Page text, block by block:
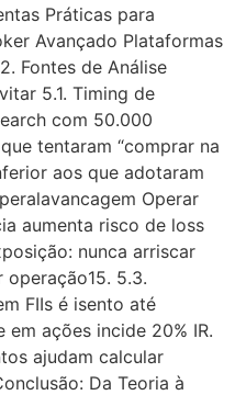
Práticas para
Avançado Plataformas
Fontes de Análise
5.1. Timing de
com 50.000
tentaram “comprar na
aos que adotaram
Operar
aumenta risco de loss
nunca arriscar
operação15. 5.3.
FIIs é isento até
ações incide 20% IR.
ajudam calcular
Da Teoria à